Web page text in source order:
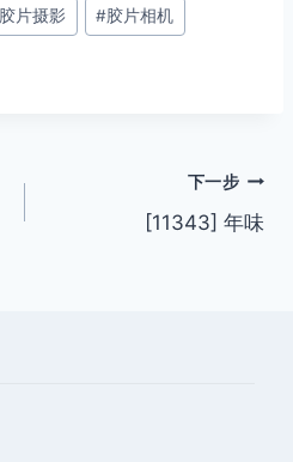
胶片摄影 #胶片相机
下一步
[11343] 年味